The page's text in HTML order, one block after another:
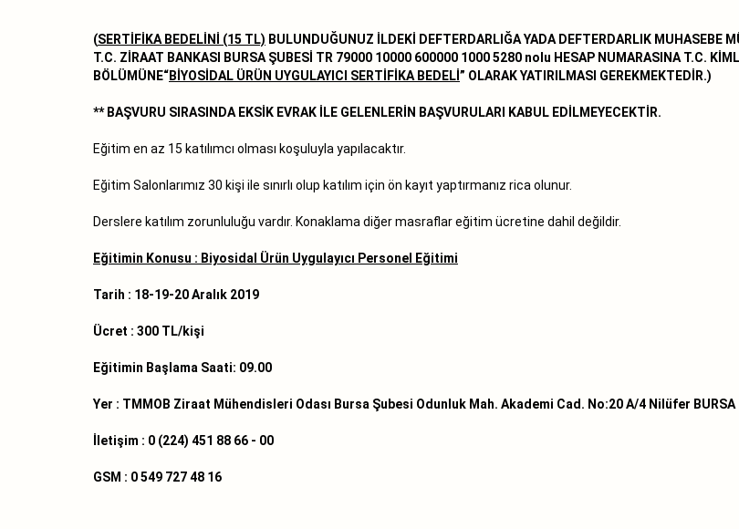
(SERTİFİKA BEDELİNİ (15 TL) BULUNDUĞUNUZ İLDEKİ DEFTERDARLIĞA YADA DEFTERDARLIK MUHASEBE
T.C. ZİRAAT BANKASI BURSA ŞUBESİ TR 79000 10000 600000 1000 5280 nolu HESAP NUMARASINA T.C.
BÖLÜMÜNE“BİYOSİDAL ÜRÜN UYGULAYICI SERTİFİKA BEDELİ ” OLARAK YATIRILMASI GEREKMEKTEDİR.)
** BAŞVURU SIRASINDA EKSİK EVRAK İLE GELENLERİN BAŞVURULARI KABUL EDİLMEYECEKTİR.
Eğitim en az 15 katılımcı olması koşuluyla yapılacaktır.
Eğitim Salonlarımız 30 kişi ile sınırlı olup katılım için ön kayıt yaptırmanız rica olunur.
Derslere katılım zorunluluğu vardır. Konaklama diğer masraflar eğitim ücretine dahil değildir.
Eğitimin Konusu : Biyosidal Ürün Uygulayıcı Personel Eğitimi
Tarih : 18-19-20 Aralık 2019
Ücret : 300 TL/kişi
Eğitimin Başlama Saati: 09.00
Yer : TMMOB Ziraat Mühendisleri Odası Bursa Şubesi Odunluk Mah. Akademi Cad. No:20 A/4 Nilüfer BURSA
İletişim : 0 (224) 451 88 66 - 00
GSM : 0 549 727 48 16